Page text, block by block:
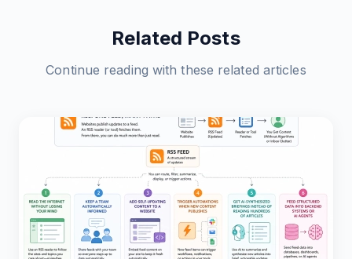
Related Posts
Continue reading with these related articles